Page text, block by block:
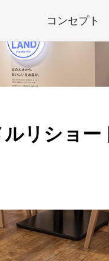
コンセプト
リショー